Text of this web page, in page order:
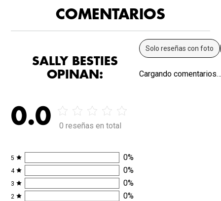
COMENTARIOS
SALLY BESTIES
OPINAN:
0.0 0 reseñas en total
5 0%
4 0%
3 0%
2 0%
Solo reseñas con foto
Cargando